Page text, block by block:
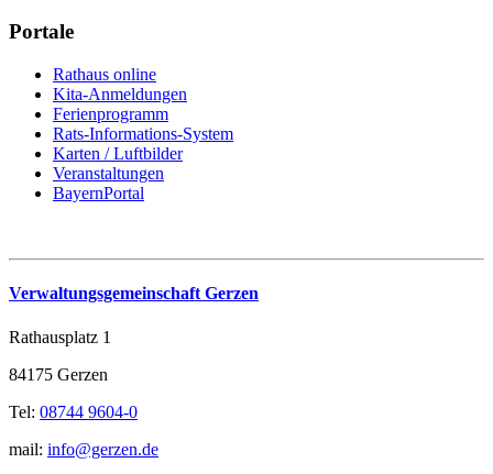
Portale
Rathaus online
Kita-Anmeldungen
Ferienprogramm
Rats-Informations-System
Karten / Luftbilder
Veranstaltungen
BayernPortal
Verwaltungsgemeinschaft Gerzen
Rathausplatz 1
84175 Gerzen
Tel: 08744 9604-0
mail: info@gerzen.de